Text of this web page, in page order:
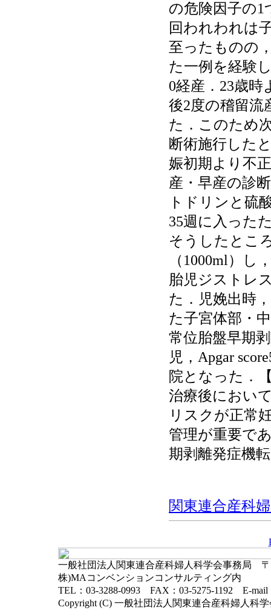
の危険因子の
回われわれは
至ったものの
た一例を経験
0経産．23歳
後2度の稽留流
た．このため
断術施行した
娠初期より不
産・早産の診
トドリンと硫
35週に入った
そうしたとこ
（1000ml）し
胎児ジストレ
た．児娩出時
た子宮体部・
常位胎盤早期
児，Apgar
院となった．
治療後におい
リスクが正常
管理が重要で
期剥離発症機
関東連合産科
一般社団法人関東連合産科婦人科学会事務局 〒
株)MAコンベンションコンサルティング内
TEL：03-3288-0993 FAX：03-5275-1192 E-mail
Copyright (C) 一般社団法人関東連合産科婦人科